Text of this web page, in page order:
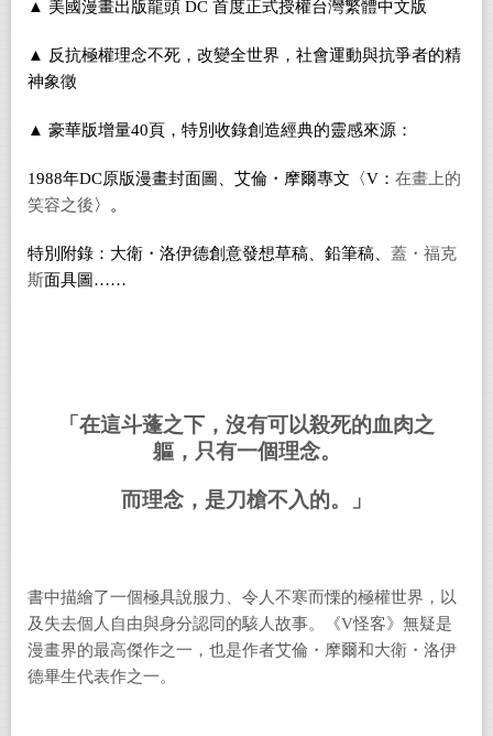
▲ 美國漫畫出版龍頭 DC 首度正式授權台灣繁體中文版
▲ 反抗極權理念不死，改變全世界，社會運動與抗爭者的精
神象徵
▲ 豪華版增量40頁，特別收錄創造經典的靈感來源：
1988年DC原版漫畫封面圖、艾倫・摩爾專文〈V： 在畫上的
笑容之後〉。
特別附錄：大衛・洛伊德創意發想草稿、鉛筆稿、 蓋・福克
斯面具圖……
「在這斗蓬之下，沒有可以殺死的血肉之
軀，只有一個理念。
而理念，是刀槍不入的。」
書中描繪了一個極具說服力、令人不寒而慄的極權世界，以
及失去個人自由與身分認同的駭人故事。《V怪客》無疑是
漫畫界的最高傑作之一，也是作者艾倫・摩爾和大衛・洛伊
德畢生代表作之一。